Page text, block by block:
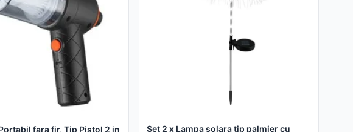
fara fir, Tip Pistol 2 in Set 2 x Lampa solara tip palmier cu